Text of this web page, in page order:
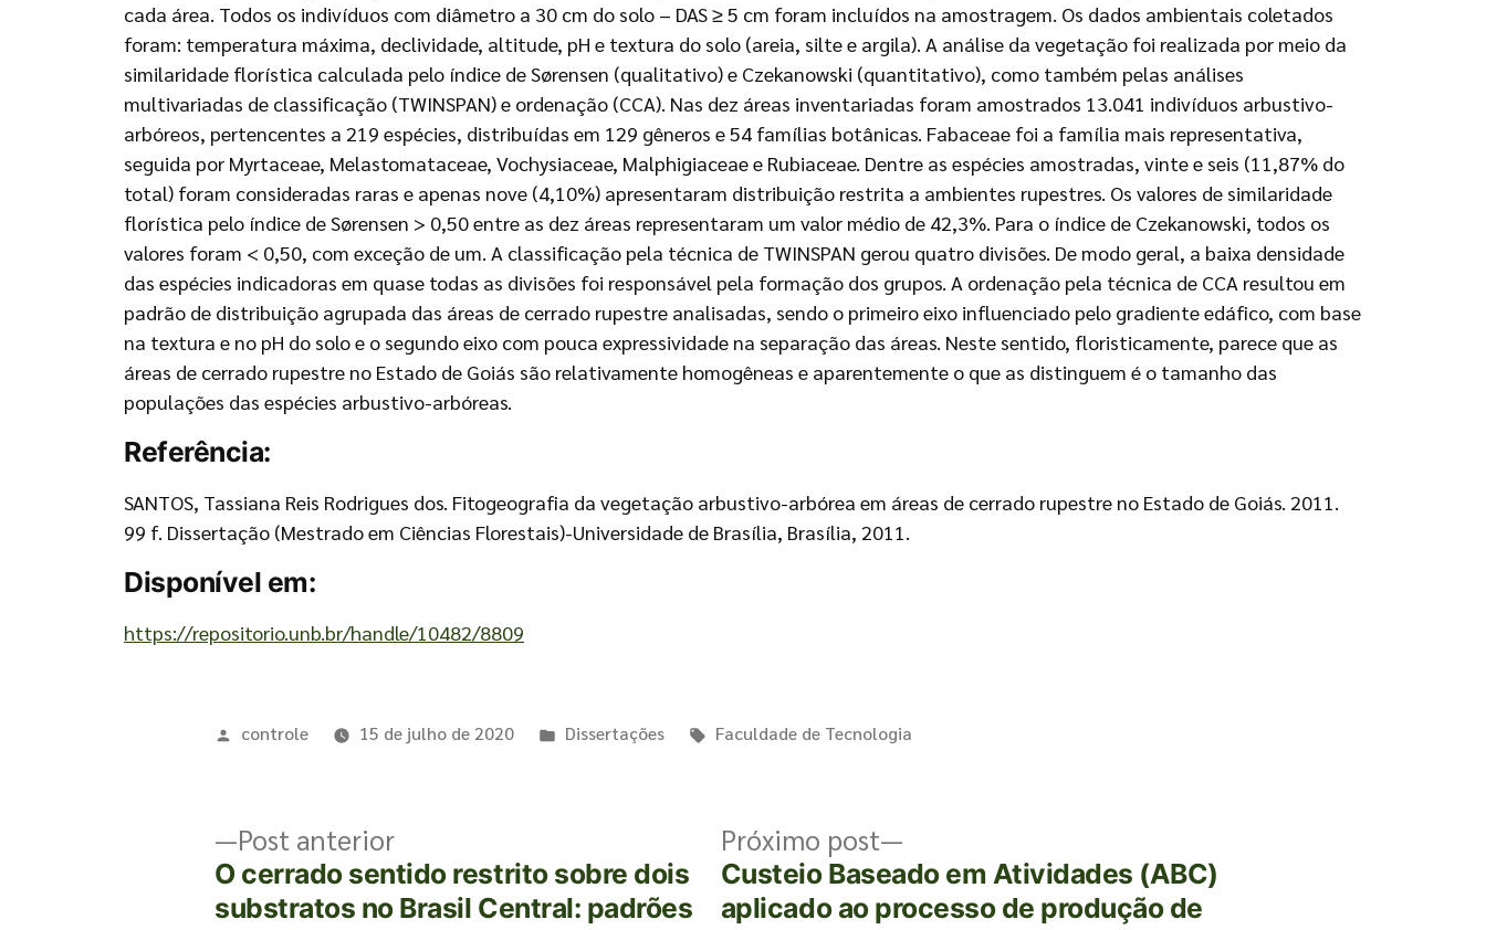
cada área. Todos os indivíduos com diâmetro a 30 cm do solo – DAS ≥ 5 cm foram incluídos na amostragem. Os dados ambientais coletados
foram: temperatura máxima, declividade, altitude, pH e textura do solo (areia, silte e argila). A análise da vegetação foi realizada por meio da
similaridade florística calculada pelo índice de Sørensen (qualitativo) e Czekanowski (quantitativo), como também pelas análises
multivariadas de classificação (TWINSPAN) e ordenação (CCA). Nas dez áreas inventariadas foram amostrados 13.041 indivíduos arbustivo-
arbóreos, pertencentes a 219 espécies, distribuídas em 129 gêneros e 54 famílias botânicas. Fabaceae foi a família mais representativa,
seguida por Myrtaceae, Melastomataceae, Vochysiaceae, Malphigiaceae e Rubiaceae. Dentre as espécies amostradas, vinte e seis (11,87% do
total) foram consideradas raras e apenas nove (4,10%) apresentaram distribuição restrita a ambientes rupestres. Os valores de similaridade
florística pelo índice de Sørensen > 0,50 entre as dez áreas representaram um valor médio de 42,3%. Para o índice de Czekanowski, todos os
valores foram < 0,50, com exceção de um. A classificação pela técnica de TWINSPAN gerou quatro divisões. De modo geral, a baixa densidade
das espécies indicadoras em quase todas as divisões foi responsável pela formação dos grupos. A ordenação pela técnica de CCA resultou em
padrão de distribuição agrupada das áreas de cerrado rupestre analisadas, sendo o primeiro eixo influenciado pelo gradiente edáfico, com base
na textura e no pH do solo e o segundo eixo com pouca expressividade na separação das áreas. Neste sentido, floristicamente, parece que as
áreas de cerrado rupestre no Estado de Goiás são relativamente homogêneas e aparentemente o que as distinguem é o tamanho das
populações das espécies arbustivo-arbóreas.
Referência:
SANTOS, Tassiana Reis Rodrigues dos. Fitogeografia da vegetação arbustivo-arbórea em áreas de cerrado rupestre no Estado de Goiás. 2011.
99 f. Dissertação (Mestrado em Ciências Florestais)-Universidade de Brasília, Brasília, 2011.
Disponível em:
https://repositorio.unb.br/handle/10482/8809
controle 15 de julho de 2020 Dissertações Faculdade de Tecnologia
Post anterior
O cerrado sentido restrito sobre dois
substratos no Brasil Central: padrões
Próximo post
Custeio Baseado em Atividades (ABC)
aplicado ao processo de produção de